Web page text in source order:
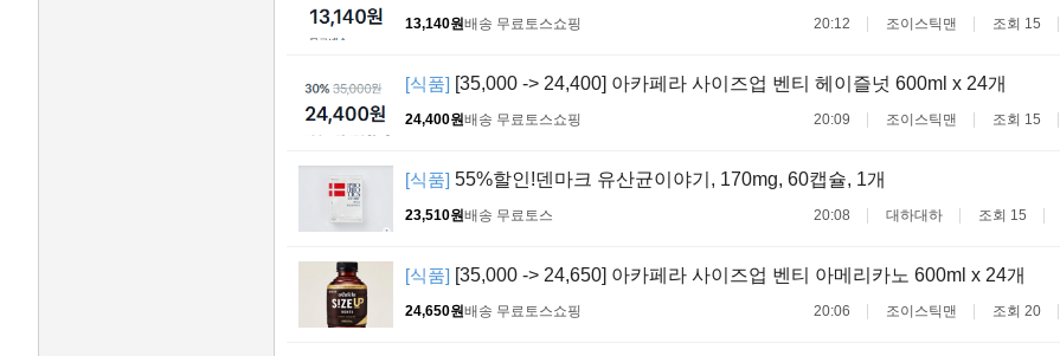
13,140원배송 무료토스쇼핑 20:12 조이스틱맨 조회 15
[식품] [35,000 -> 24,400] 아카페라 사이즈업 벤티 헤이즐넛 600ml x 24개
24,400원배송 무료토스쇼핑 20:09 조이스틱맨 조회 15
[식품] 55%할인!덴마크 유산균이야기, 170mg, 60캡슐, 1개
23,510원배송 무료토스 20:08 대하대하 조회 15
[식품] [35,000 -> 24,650] 아카페라 사이즈업 벤티 아메리카노 600ml x 24개
24,650원배송 무료토스쇼핑 20:06 조이스틱맨 조회 20